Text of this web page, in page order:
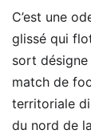
C’est une
glissé qui
sort
match de
territoriale
du nord de